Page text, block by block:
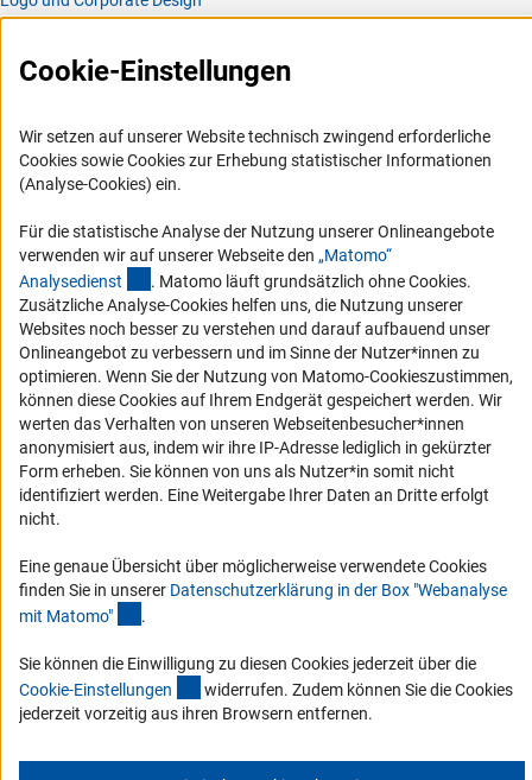
Compliance
Barrierefreiheit
Service und Informationen für Menschen mit Behinderungen
Erklärung zur Barrierefreiheit
DFG-aktuell
Erhalten Sie Neuigkeiten aus der DFG direkt in Ihr Mailpostfach oder
schauen Sie sich die Ausgaben online an.
Zum Newsletter
Impressum Datenschutz Cookie-Einstellungen
Kontakt
Service
Cookie-Einstellungen
Wir setzen auf unserer Website technisch zwingend erforderliche
Cookies sowie Cookies zur Erhebung statistischer Informationen
(Analyse-Cookies) ein.
Für die statistische Analyse der Nutzung unserer Onlineangebote
verwenden wir auf unserer Webseite den „Matomo“
Analysedienst (externer Link)
. Matomo läuft grundsätzlich ohne Cookies.
Zusätzliche Analyse-Cookies helfen uns, die Nutzung unserer
Websites noch besser zu verstehen und darauf aufbauend unser
Onlineangebot zu verbessern und im Sinne der Nutzer*innen zu
optimieren. Wenn Sie der Nutzung von Matomo-Cookieszustimmen,
können diese Cookies auf Ihrem Endgerät gespeichert werden. Wir
werten das Verhalten von unseren Webseitenbesucher*innen
anonymisiert aus, indem wir ihre IP-Adresse lediglich in gekürzter
Form erheben. Sie können von uns als Nutzer*in somit nicht
identifiziert werden. Eine Weitergabe Ihrer Daten an Dritte erfolgt
nicht.
Eine genaue Übersicht über möglicherweise verwendete Cookies
finden Sie in unserer Datenschutzerklärung in der Box "Webanalyse
mit Matomo" .
Sie können die Einwilligung zu diesen Cookies jederzeit über die
Cookie-Einstellungen (interner Link)
widerrufen. Zudem können Sie die Cookies
jederzeit vorzeitig aus ihren Browsern entfernen.